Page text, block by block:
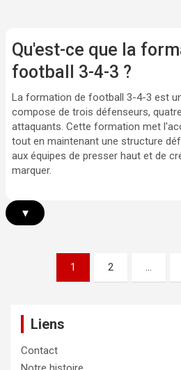
Qu'est-ce que la
football 3-4-3 ?
La formation de football 3-4-3 est
compose de trois défenseurs,
attaquants. Cette formation met
tout en maintenant une structure
aux équipes de presser haut et de
marquer.
▾
pagination
1 2 …
Liens
Contact